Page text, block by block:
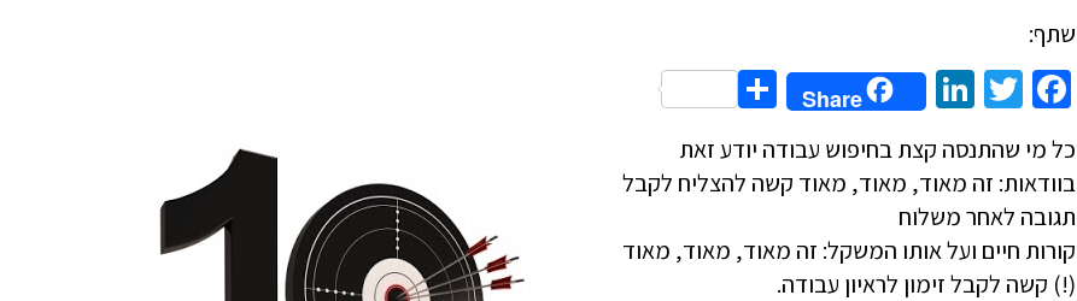
שתף:
Facebook
Twitter
LinkedIn
Share
Share
כל מי שהתנסה קצת בחיפוש עבודה יודע זאת
בוודאות: זה מאוד, מאוד, מאוד קשה להצליח לקבל
תגובה לאחר משלוח
קורות חיים ועל אותו המשקל: זה מאוד, מאוד, מאוד
(!) קשה לקבל זימון לראיון עבודה.